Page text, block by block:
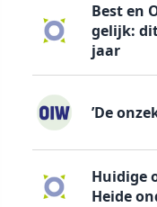
Best en
gelijk:
jaar
’De
Huidige
Heide